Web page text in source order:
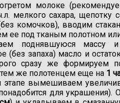
молоке
мелкого сахара,
комочков), вводим
ее под тканым полотном
поднявшуюся массу
(без запаха) масло и
сразу же формируем
же полотенцем еще на 1
вымешиваем
для